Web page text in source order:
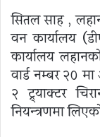
सितल साह ,
वन कार्यालय
कार्यालय
वार्ड नम्बर २०
२ ट्र्याक्टर
नियन्त्रणमा